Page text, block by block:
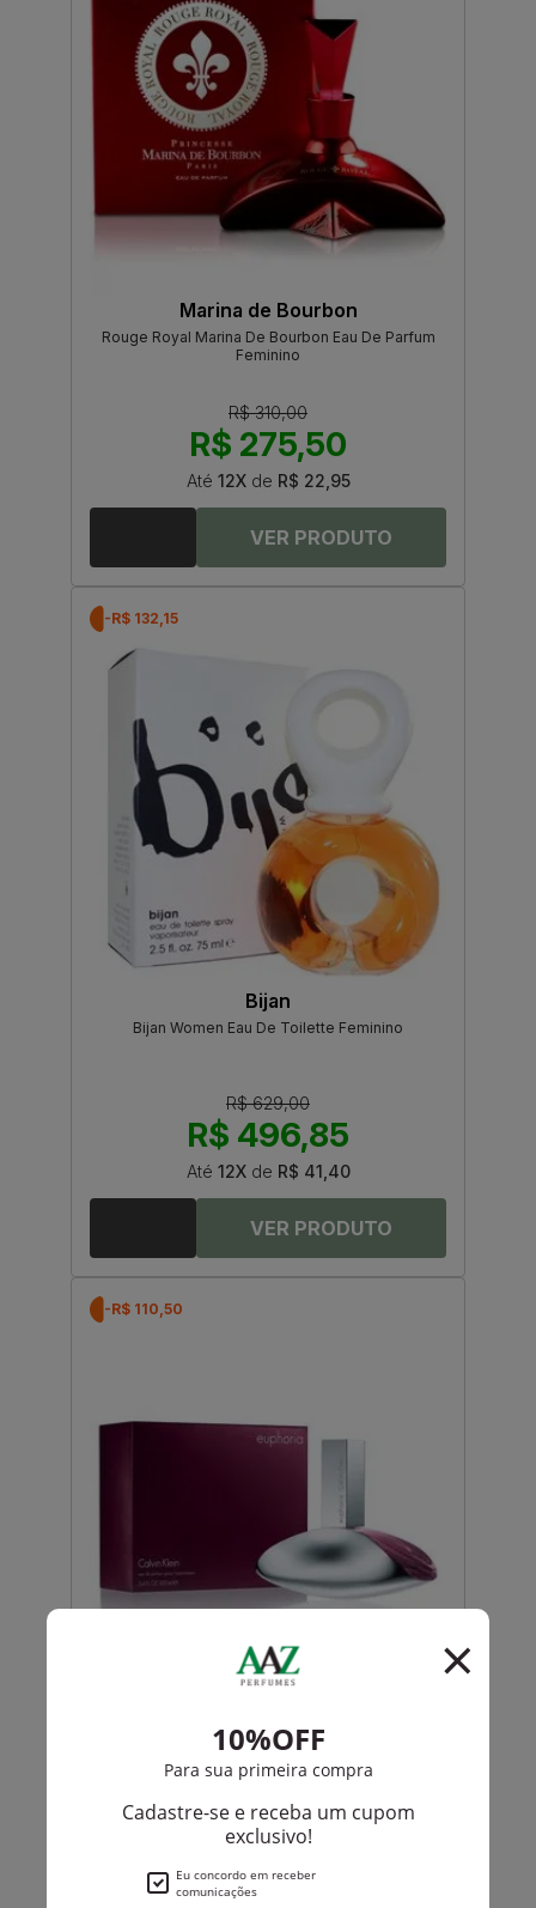
Marina de Bourbon
Rouge Royal Marina De Bourbon Eau De Parfum
Feminino
R$ 310,00
R$ 275,50
Até 12Xde R$ 22,95
-R$ 132,15
Bijan
Bijan Women Eau De Toilette Feminino
R$ 629,00
R$ 496,85
Até 12Xde R$ 41,40
-R$ 110,50
Calvin Klein
R$ 617,50